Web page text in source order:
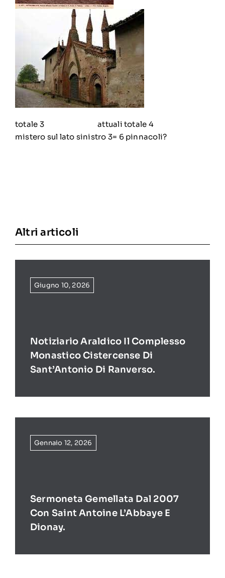
totale 3 attuali totale 4
mistero sul lato sinistro 3= 6 pinnacoli?
Altri articoli
Giugno 10, 2026
Notiziario Araldico Il Complesso
Monastico Cistercense Di
Sant’Antonio Di Ranverso.
Gennaio 12, 2026
Sermoneta Gemellata Dal 2007
Con Saint Antoine L’Abbaye E
Dionay.